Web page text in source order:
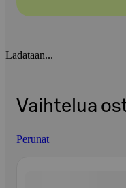
Ladataan...
Vaihtelua
Perunat